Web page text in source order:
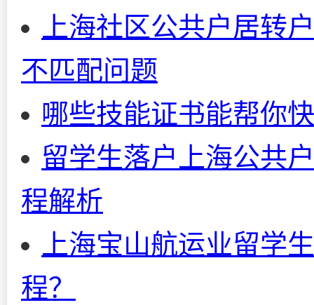
上海社区公共户居转
不匹配问题
哪些技能证书能帮你
留学生落户上海公共
程解析
上海宝山航运业留学
程？